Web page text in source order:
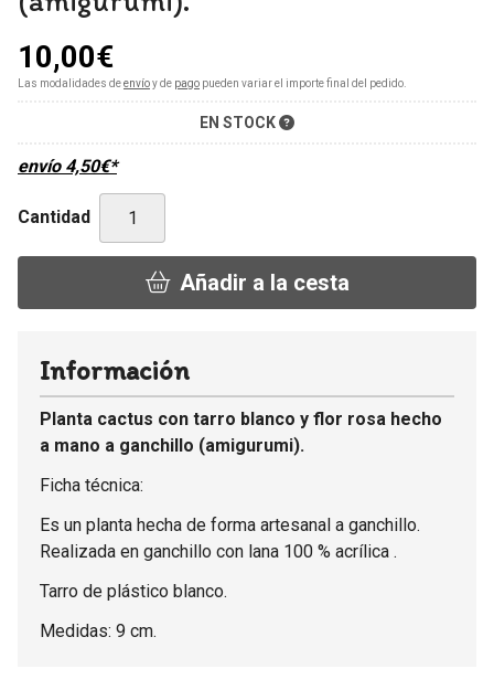
10,00€
Las modalidades deenvíoy de pago pueden variar el importe final del pedido.
EN STOCK
envío 4,50€*
Cantidad
Añadir a la cesta
Información
Planta cactus con tarro blanco y flor rosa hecho
a mano a ganchillo (amigurumi).
Ficha técnica:
Es un planta hecha de forma artesanal a ganchillo.
Realizada en ganchillo con lana 100 % acrílica .
Tarro de plástico blanco.
Medidas: 9 cm.